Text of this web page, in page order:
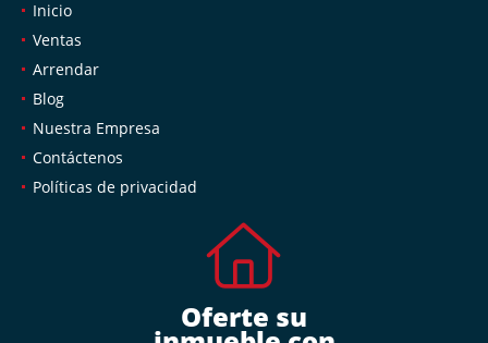
Inicio
Ventas
Arrendar
Blog
Nuestra Empresa
Contáctenos
Políticas de privacidad
Oferte su